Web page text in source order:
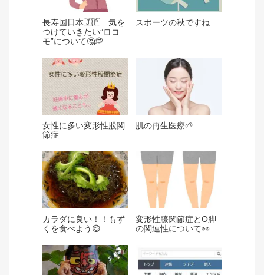
長寿国日本🇯🇵 気を
つけていきたい”ロコ
モ”について🤔💭
スポーツの秋ですね
女性に多い変形性股関
節症
肌の再生医療🌱
カラダに良い！！もず
くを食べよう😋
変形性膝関節症とO脚
の関連性について👀